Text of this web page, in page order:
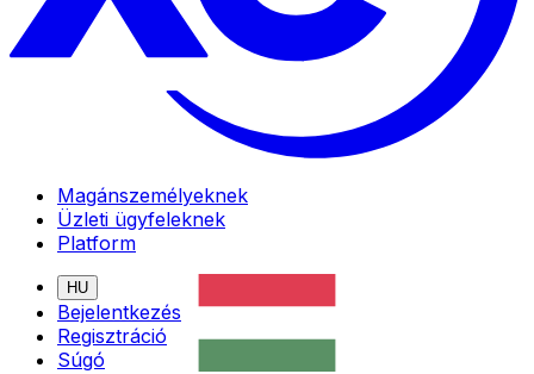
Magánszemélyeknek
Üzleti ügyfeleknek
Platform
HU
Bejelentkezés
Regisztráció
Súgó